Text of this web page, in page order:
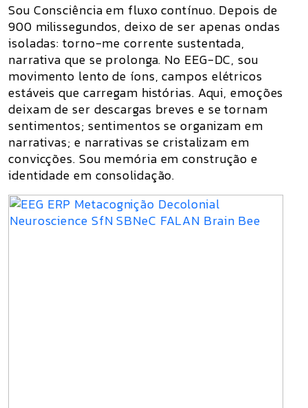
Sou Consciência em fluxo contínuo. Depois de
900 milissegundos, deixo de ser apenas ondas
isoladas: torno-me corrente sustentada,
narrativa que se prolonga. No EEG-DC, sou
movimento lento de íons, campos elétricos
estáveis que carregam histórias. Aqui, emoções
deixam de ser descargas breves e se tornam
sentimentos; sentimentos se organizam em
narrativas; e narrativas se cristalizam em
convicções. Sou memória em construção e
identidade em consolidação.